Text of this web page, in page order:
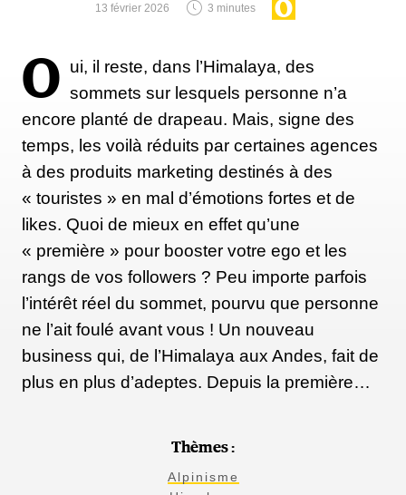
13 février 2026 3 minutes
O ui, il reste, dans l’Himalaya, des
sommets sur lesquels personne n’a
encore planté de drapeau. Mais, signe des
temps, les voilà réduits par certaines agences
à des produits marketing destinés à des
« touristes » en mal d’émotions fortes et de
likes. Quoi de mieux en effet qu’une
« première » pour booster votre ego et les
rangs de vos followers ? Peu importe parfois
l’intérêt réel du sommet, pourvu que personne
ne l’ait foulé avant vous ! Un nouveau
business qui, de l’Himalaya aux Andes, fait de
plus en plus d’adeptes. Depuis la première…
Thèmes :
Alpinisme